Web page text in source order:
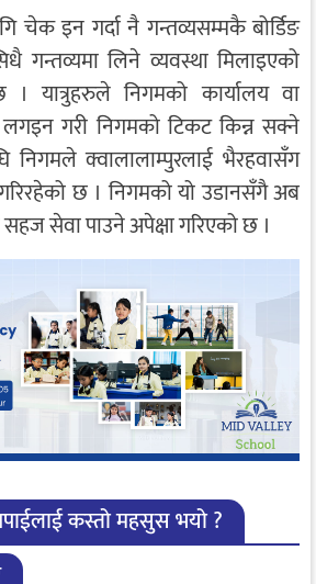
चेक इन गर्दा नै गन्तव्यसम्मकै बोर्डिङ
गन्तव्यमा लिने व्यवस्था मिलाइएको
यात्रुहरुले निगमको कार्यालय वा
गरी निगमको टिकट किन्न सक्ने
क्वालालाम्पुरलाई भैरहवासँग
छ । निगमको यो उडानसँगै अब
सेवा पाउने अपेक्षा गरिएको छ ।
कस्तो महसुस भयो ?